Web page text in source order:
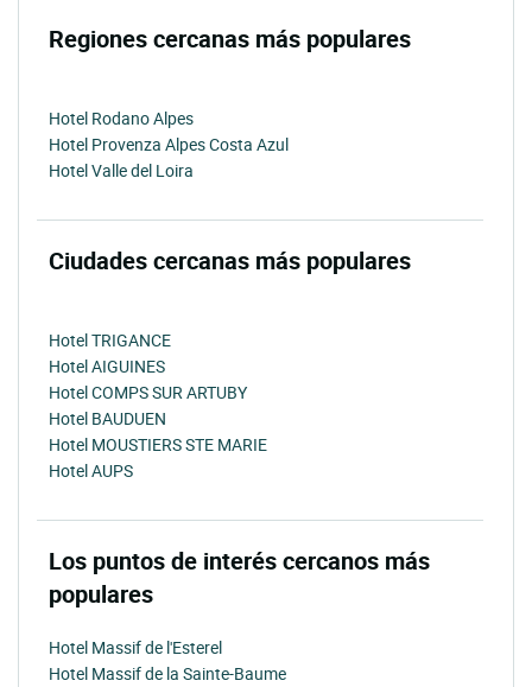
Regiones cercanas más populares
Hotel Rodano Alpes
Hotel Provenza Alpes Costa Azul
Hotel Valle del Loira
Ciudades cercanas más populares
Hotel TRIGANCE
Hotel AIGUINES
Hotel COMPS SUR ARTUBY
Hotel BAUDUEN
Hotel MOUSTIERS STE MARIE
Hotel AUPS
Los puntos de interés cercanos más
populares
Hotel Massif de l'Esterel
Hotel Massif de la Sainte-Baume